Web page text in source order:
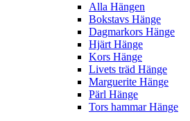
Alla Hängen
Bokstavs Hänge
Dagmarkors Hänge
Hjärt Hänge
Kors Hänge
Livets träd Hänge
Marguerite Hänge
Pärl Hänge
Tors hammar Hänge